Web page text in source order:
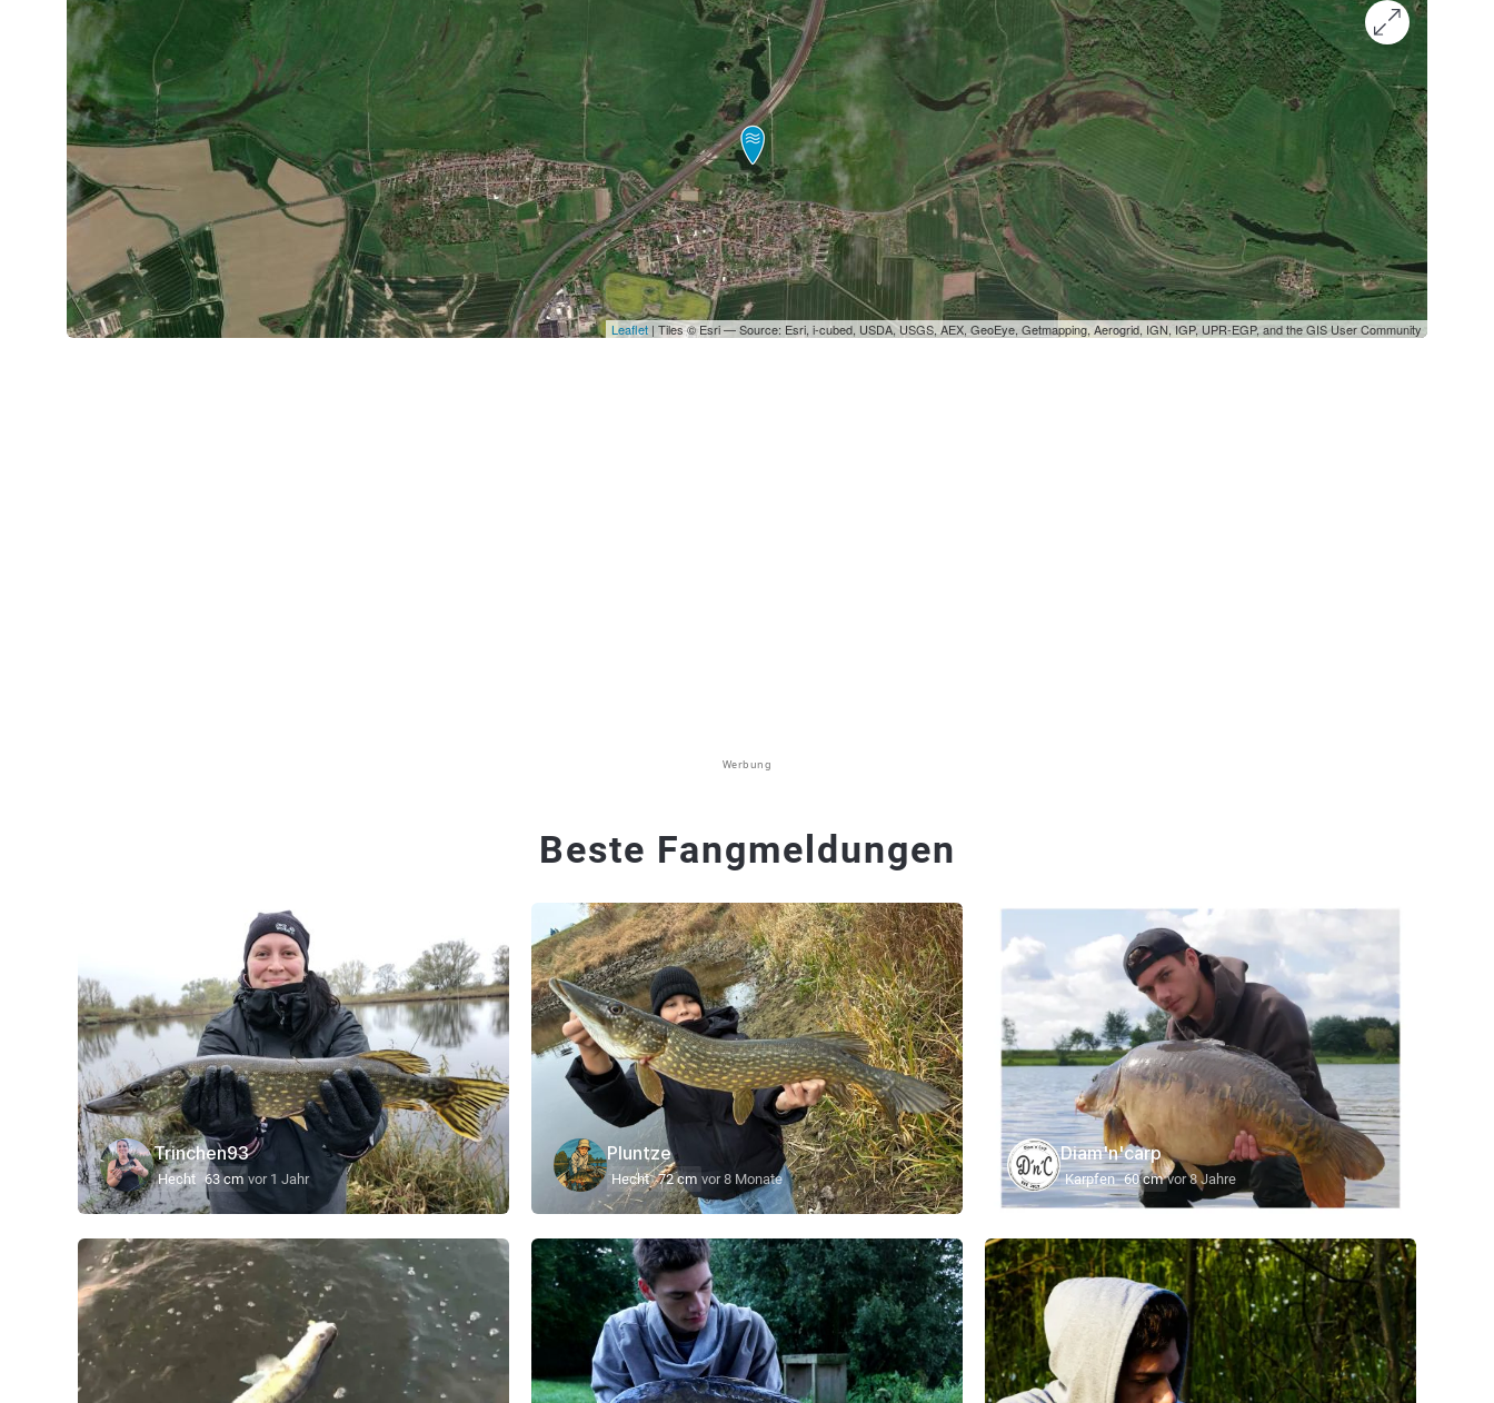
Leaflet | Tiles © Esri — Source: Esri, i-cubed, USDA, USGS, AEX, GeoEye, Getmapping, Aerogrid, IGN, IGP, UPR-EGP, and the GIS User Community
Werbung
Beste Fangmeldungen
Trinchen93
Hecht 63 cm vor 1 Jahr
Pluntze
Hecht 72 cm vor 8 Monate
Diam'n'carp
Karpfen 60 cm vor 8 Jahre